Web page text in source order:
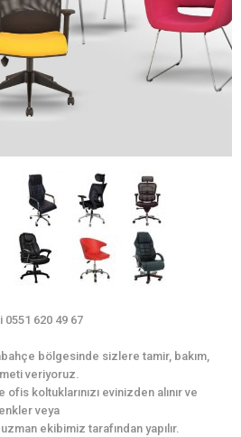
620 49 67
bölgesinde sizlere tamir, bakım,
veriyoruz.
koltuklarınızı evinizden alınır ve
veya
ekibimiz tarafından yapılır.